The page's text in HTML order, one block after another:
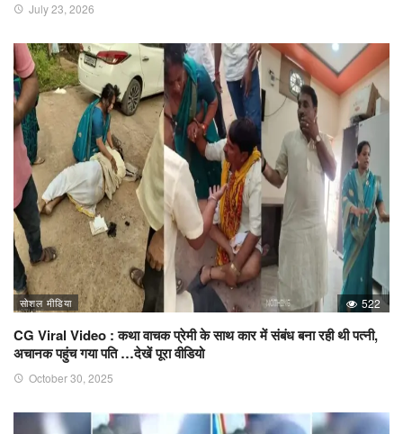
July 23, 2026
सोशल मीडिया 522
CG Viral Video : कथा वाचक प्रेमी के साथ कार में संबंध बना रही थी पत्नी,
अचानक पहुंच गया पति …देखें पूरा वीडियो
October 30, 2025